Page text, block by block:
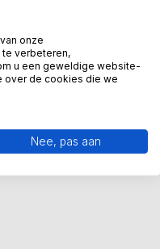
(2)
via 06-23643267
onze
verbeteren,
u een geweldige website-
over de cookies die we
Nee, pas aan